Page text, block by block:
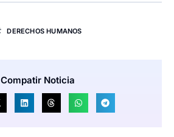
DERECHOS HUMANOS
Compatir Noticia